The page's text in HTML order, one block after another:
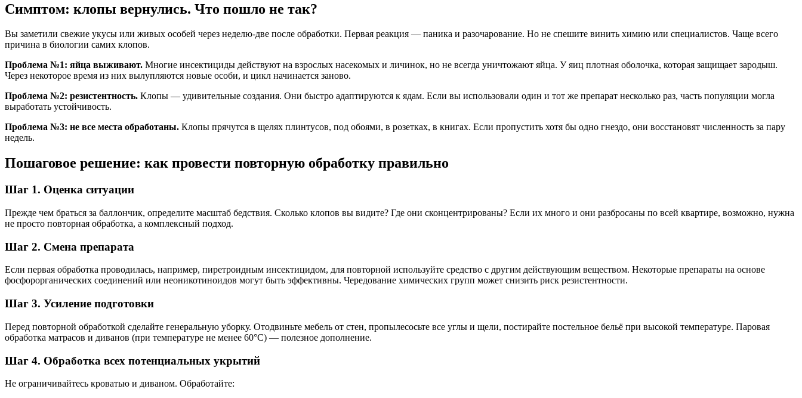
Симптом: клопы вернулись. Что пошло не так?
Вы заметили свежие укусы или живых особей через неделю-две после обработки. Первая реакция — паника и разочарование. Но не спешите винить химию или специалистов. Чаще всего
причина в биологии самих клопов.
Проблема №1: яйца выживают. Многие инсектициды действуют на взрослых насекомых и личинок, но не всегда уничтожают яйца. У яиц плотная оболочка, которая защищает зародыш.
Через некоторое время из них вылупляются новые особи, и цикл начинается заново.
Проблема №2: резистентность. Клопы — удивительные создания. Они быстро адаптируются к ядам. Если вы использовали один и тот же препарат несколько раз, часть популяции могла
выработать устойчивость.
Проблема №3: не все места обработаны. Клопы прячутся в щелях плинтусов, под обоями, в розетках, в книгах. Если пропустить хотя бы одно гнездо, они восстановят численность за пару
недель.
Пошаговое решение: как провести повторную обработку правильно
Шаг 1. Оценка ситуации
Прежде чем браться за баллончик, определите масштаб бедствия. Сколько клопов вы видите? Где они сконцентрированы? Если их много и они разбросаны по всей квартире, возможно, нужна
не просто повторная обработка, а комплексный подход.
Шаг 2. Смена препарата
Если первая обработка проводилась, например, пиретроидным инсектицидом, для повторной используйте средство с другим действующим веществом. Некоторые препараты на основе
фосфорорганических соединений или неоникотиноидов могут быть эффективны. Чередование химических групп может снизить риск резистентности.
Шаг 3. Усиление подготовки
Перед повторной обработкой сделайте генеральную уборку. Отодвиньте мебель от стен, пропылесосьте все углы и щели, постирайте постельное бельё при высокой температуре. Паровая
обработка матрасов и диванов (при температуре не менее 60°C) — полезное дополнение.
Шаг 4. Обработка всех потенциальных укрытий
Не ограничивайтесь кроватью и диваном. Обработайте: